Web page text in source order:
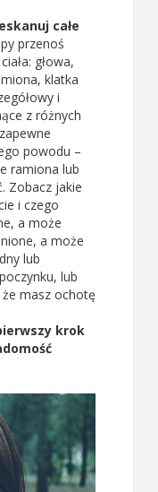
całe
przenoś
głowa,
klatka
i
z różnych
powodu –
ramiona lub
Zobacz jakie
i czego
a może
a może
lub
lub
masz ochotę
krok